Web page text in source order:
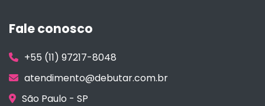
Fale conosco
+55 (11) 97217-8048
atendimento@debutar.com.br
São Paulo - SP